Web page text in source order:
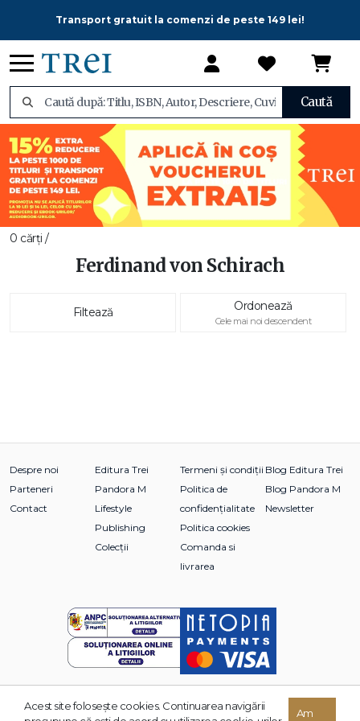
Transport gratuit la comenzi de peste 149 lei!
Caută
0 cărți /
Ferdinand von Schirach
Filtează Ordonează
Cele mai noi descendent
Despre noi
Parteneri
Contact
Editura Trei
Pandora M
Lifestyle
Publishing
Colecții
Termeni și condiții
Politica de
confidențialitate
Politica cookies
Comanda si
livrarea
Blog Editura Trei
Blog Pandora M
Newsletter
© 2026 Grupul Editorial TREI. Toate drepturile rezervate.
Acest site foloseşte cookies. Continuarea navigării
Am